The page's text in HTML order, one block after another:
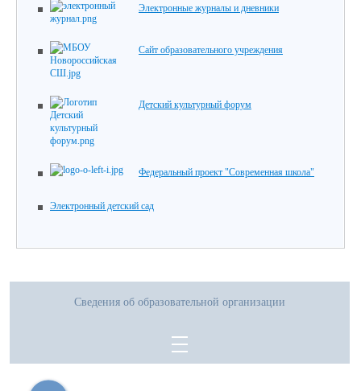
Электронные журналы и дневники
Сайт образовательного учреждения
Детский культурный форум
Федеральный проект "Современная школа"
Электронный детский сад
Сведения об образовательной организации